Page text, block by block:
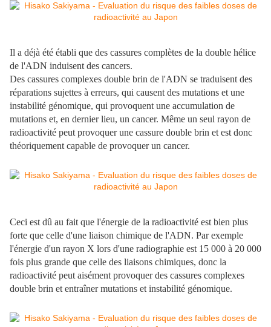
Il a déjà été établi que des cassures complètes de la double hélice
de l'ADN induisent des cancers.
Des cassures complexes double brin de l'ADN se traduisent des
réparations sujettes à erreurs, qui causent des mutations et une
instabilité génomique, qui provoquent une accumulation de
mutations et, en dernier lieu, un cancer. Même un seul rayon de
radioactivité peut provoquer une cassure double brin et est donc
théoriquement capable de provoquer un cancer.
Ceci est dû au fait que l'énergie de la radioactivité est bien plus
forte que celle d'une liaison chimique de l'ADN. Par exemple
l'énergie d'un rayon X lors d'une radiographie est 15 000 à 20 000
fois plus grande que celle des liaisons chimiques, donc la
radioactivité peut aisément provoquer des cassures complexes
double brin et entraîner mutations et instabilité génomique.